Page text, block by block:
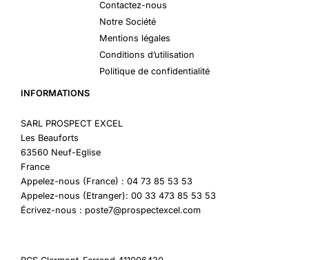
Contactez-nous
Notre Société
Mentions légales
Conditions d’utilisation
Politique de confidentialité
INFORMATIONS
SARL PROSPECT EXCEL
Les Beauforts
63560 Neuf-Eglise
France
Appelez-nous (France) : 04 73 85 53 53
Appelez-nous (Etranger): 00 33 473 85 53 53
Écrivez-nous : poste7@prospectexcel.com